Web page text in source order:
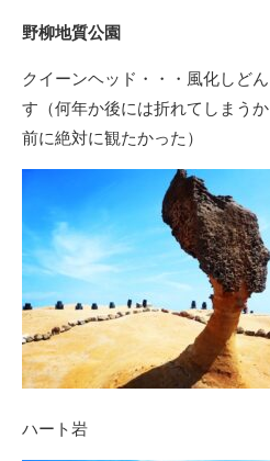
野柳地質公園
クイーンヘッド・・・風化しど
す（何年か後には折れてしまう
前に絶対に観たかった）
ハート岩